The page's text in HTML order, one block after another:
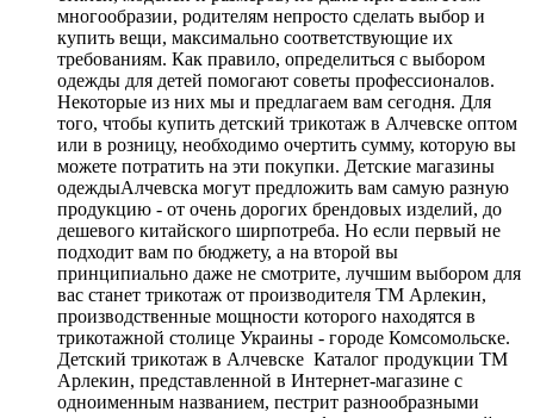
многообразии, родителям непросто сделать выбор и
купить вещи, максимально соответствующие их
требованиям. Как правило, определиться с выбором
одежды для детей помогают советы профессионалов.
Некоторые из них мы и предлагаем вам сегодня. Для
того, чтобы купить детский трикотаж в Алчевске оптом
или в розницу, необходимо очертить сумму, которую вы
можете потратить на эти покупки. Детские магазины
одеждыАлчевска могут предложить вам самую разную
продукцию - от очень дорогих брендовых изделий, до
дешевого китайского ширпотреба. Но если первый не
подходит вам по бюджету, а на второй вы
принципиально даже не смотрите, лучшим выбором для
вас станет трикотаж от производителя ТМ Арлекин,
производственные мощности которого находятся в
трикотажной столице Украины - городе Комсомольске.
Детский трикотаж в Алчевске Каталог продукции ТМ
Арлекин, представленной в Интернет-магазине с
одноименным названием, пестрит разнообразными